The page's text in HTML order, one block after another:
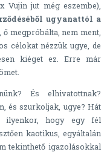
Vujin jut még eszembe),
ugyanattól a
megpróbálta, nem ment,
célokat nézzük ugye, de
kiéget ez. Erre már
És elhivatottnak?
és szurkoljak, ugye? Hát
ilyenkor, hogy egy fél
kaotikus, egyáltalán
tekinthető igazolásokkal